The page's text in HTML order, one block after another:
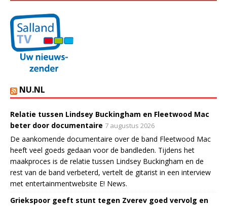
NU.NL
Relatie tussen Lindsey Buckingham en Fleetwood Mac
beter door documentaire 7 augustus 2026
De aankomende documentaire over de band Fleetwood Mac
heeft veel goeds gedaan voor de bandleden. Tijdens het
maakproces is de relatie tussen Lindsey Buckingham en de
rest van de band verbeterd, vertelt de gitarist in een interview
met entertainmentwebsite E! News.
Griekspoor geeft stunt tegen Zverev goed vervolg en